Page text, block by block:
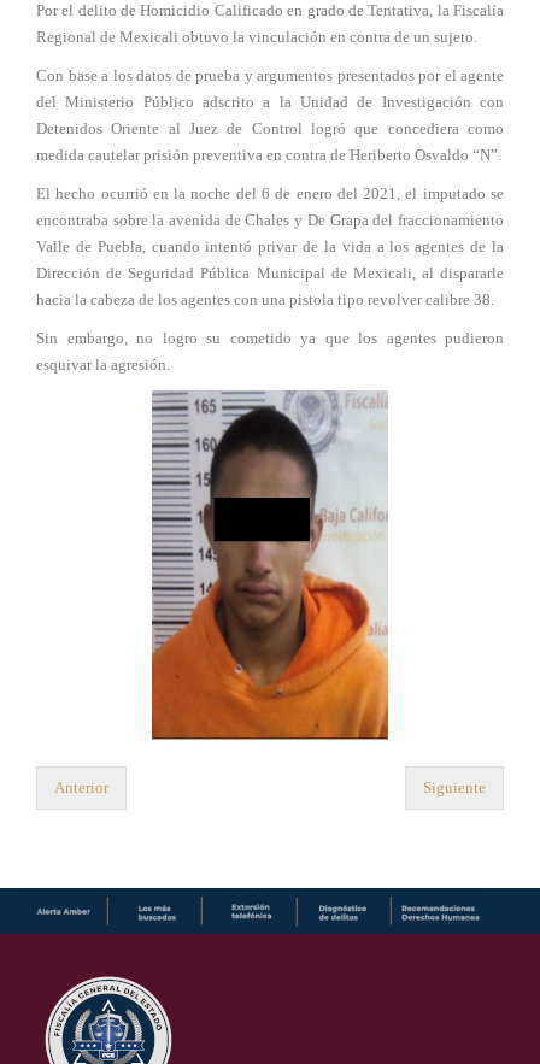
Por el delito de Homicidio Calificado en grado de Tentativa, la Fiscalía
Regional de Mexicali obtuvo la vinculación en contra de un sujeto.
Con base a los datos de prueba y argumentos presentados por el agente
del Ministerio Público adscrito a la Unidad de Investigación con
Detenidos Oriente al Juez de Control logró que concediera como
medida cautelar prisión preventiva en contra de Heriberto Osvaldo “N”.
El hecho ocurrió en la noche del 6 de enero del 2021, el imputado se
encontraba sobre la avenida de Chales y De Grapa del fraccionamiento
Valle de Puebla, cuando intentó privar de la vida a los agentes de la
Dirección de Seguridad Pública Municipal de Mexicali, al dispararle
hacia la cabeza de los agentes con una pistola tipo revolver calibre 38.
Sin embargo, no logro su cometido ya que los agentes pudieron
esquivar la agresión.
Anterior Siguiente